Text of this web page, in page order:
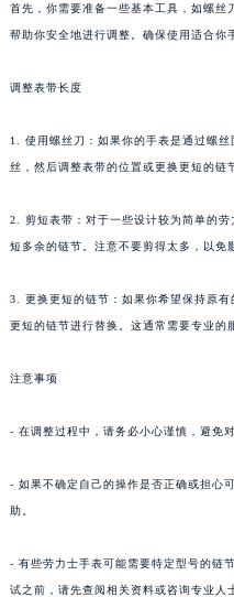
首先，你需要准备一些基本工具，如螺丝
帮助你安全地进行调整。确保使用适合你
调整表带长度
1. 使用螺丝刀：如果你的手表是通过螺
丝，然后调整表带的位置或更换更短的链
2. 剪短表带：对于一些设计较为简单的
短多余的链节。注意不要剪得太多，以免
3. 更换更短的链节：如果你希望保持原
更短的链节进行替换。这通常需要专业的
注意事项
- 在调整过程中，请务必小心谨慎，避免
- 如果不确定自己的操作是否正确或担心
助。
- 有些劳力士手表可能需要特定型号的链
试之前，请先查阅相关资料或咨询专业人